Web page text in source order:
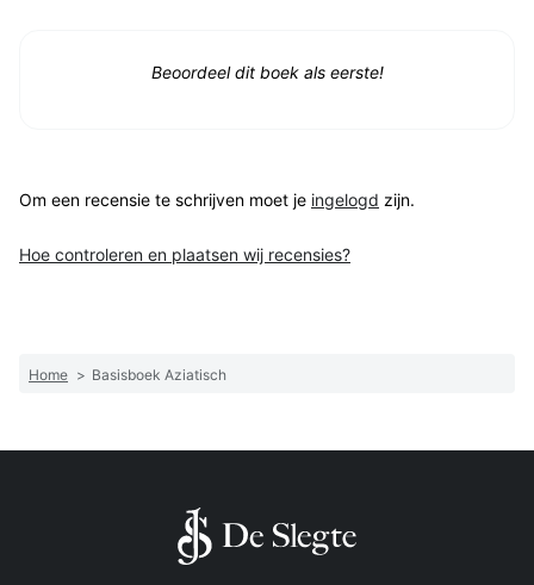
Beoordeel dit boek als eerste!
Om een recensie te schrijven moet je ingelogd zijn.
Hoe controleren en plaatsen wij recensies?
Home > Basisboek Aziatisch